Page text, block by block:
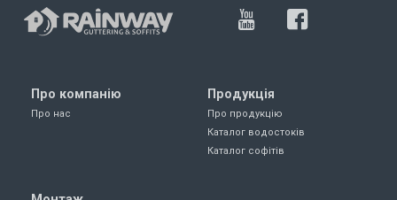
Про компанію
Про нас
Продукція
Про продукцію
Каталог водостоків
Каталог софітів